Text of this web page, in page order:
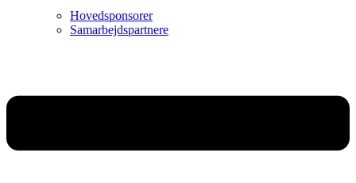
Hovedsponsorer
Samarbejdspartnere